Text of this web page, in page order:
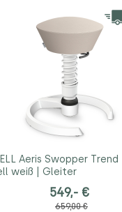
Aeris Swopper
weiß | Gleiter
549,- €
659,00 €